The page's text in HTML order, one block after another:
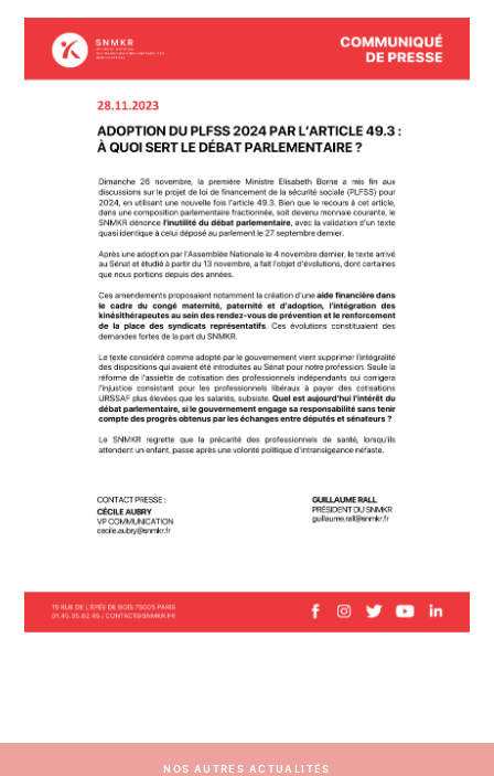
NOS AUTRES ACTUALITÉS